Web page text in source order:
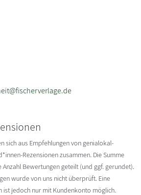
sich aus Empfehlungen von genialokal-
Rezensionen zusammen. Die Summe
Bewertungen geteilt (und ggf. gerundet).
wurde von uns nicht überprüft. Eine
ist jedoch nur mit Kundenkonto möglich.